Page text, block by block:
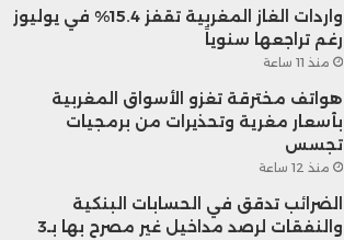
واردات الغاز المغربية تقفز 15.4% في يوليوز
رغم تراجعها سنوياً
منذ 11 ساعة
هواتف مخترقة تغزو الأسواق المغربية
بأسعار مغرية وتحذيرات من برمجيات
تجسس
منذ 12 ساعة
الضرائب تدقق في الحسابات البنكية
والنفقات لرصد مداخيل غير مصرح بها بـ3